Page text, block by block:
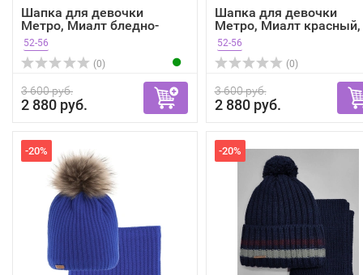
Шапка для девочки
Метро, Миалт бледно-
розов...
52-56
(0)
3 600 руб.
2 880 руб.
Шапка для девочки
Метро, Миалт красный,
зима
52-56
(0)
3 600 руб.
2 880 руб.
-20% -20%